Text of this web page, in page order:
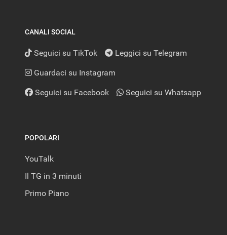
CANALI SOCIAL
Seguici su TikTok Leggici su Telegram
Guardaci su Instagram
Seguici su Facebook Seguici su Whatsapp
POPOLARI
YouTalk
Il TG in 3 minuti
Primo Piano